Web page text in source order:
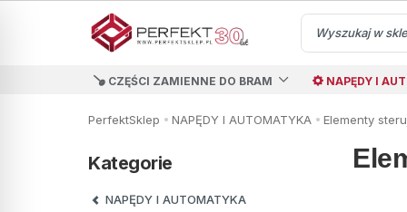
CZĘŚCI ZAMIENNE DO BRAM NAPĘDY I
PerfektSklep NAPĘDY I AUTOMATYKA Elementy
Kategorie
NAPĘDY I AUTOMATYKA